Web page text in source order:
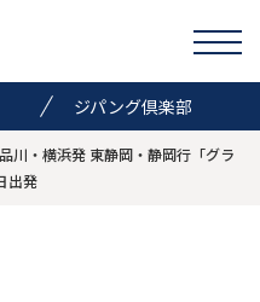
ジパング倶楽部
ス イベント
品川・横浜発 東静岡・静岡行「グラ
出発